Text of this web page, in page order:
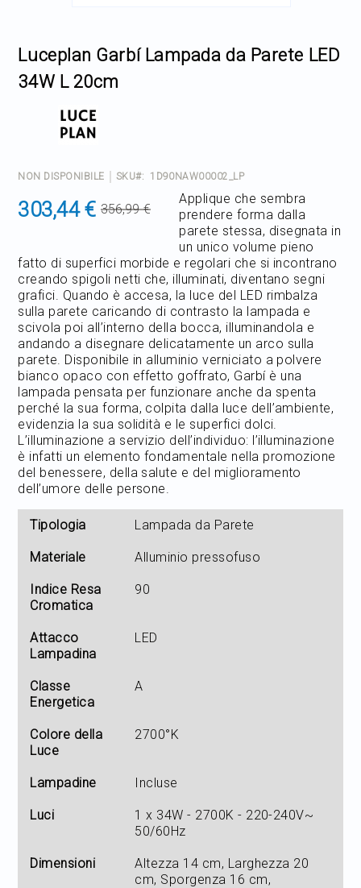
Outlet
Il mio Account
beginning
of
the
images
gallery
Luceplan Garbí Lampada da Parete LED
34W L 20cm
NON DISPONIBILE SKU 1D90NAW00002_LP
303,44 € 356,99 €
Applique che sembra
prendere forma dalla
parete stessa, disegnata in
un unico volume pieno
fatto di superfici morbide e regolari che si incontrano
creando spigoli netti che, illuminati, diventano segni
grafici. Quando è accesa, la luce del LED rimbalza
sulla parete caricando di contrasto la lampada e
scivola poi all’interno della bocca, illuminandola e
andando a disegnare delicatamente un arco sulla
parete. Disponibile in alluminio verniciato a polvere
bianco opaco con effetto goffrato, Garbí è una
lampada pensata per funzionare anche da spenta
perché la sua forma, colpita dalla luce dell’ambiente,
evidenzia la sua solidità e le superfici dolci.
L’illuminazione a servizio dell’individuo: l’illuminazione
è infatti un elemento fondamentale nella promozione
del benessere, della salute e del miglioramento
dell’umore delle persone.
Tipologia Lampada da Parete
Materiale Alluminio pressofuso
Indice Resa
Cromatica
90
Attacco
Lampadina
LED
Classe
Energetica
A
Colore della
Luce
2700°K
Lampadine Incluse
Luci
1 x 34W - 2700K - 220-240V~
50/60Hz
Dimensioni
Altezza 14 cm, Larghezza 20
cm, Sporgenza 16 cm,